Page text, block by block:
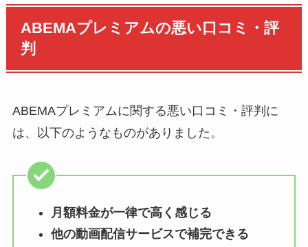
ABEMAプレミアムの悪い口コミ・評
判
ABEMAプレミアムに関する悪い口コミ・評判に
は、以下のようなものがありました。
月額料金が一律で高く感じる
他の動画配信サービスで補完できる